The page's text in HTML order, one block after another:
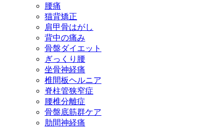
腰痛
猫背矯正
肩甲骨はがし
背中の痛み
骨盤ダイエット
ぎっくり腰
坐骨神経痛
椎間板ヘルニア
脊柱管狭窄症
腰椎分離症
骨盤底筋群ケア
肋間神経痛